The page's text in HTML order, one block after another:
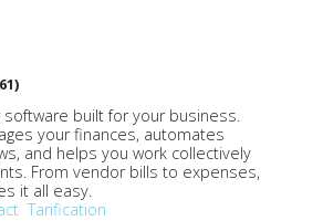
software built for your business.
your finances, automates
and helps you work collectively
From vendor bills to expenses,
it all easy.
Tarification